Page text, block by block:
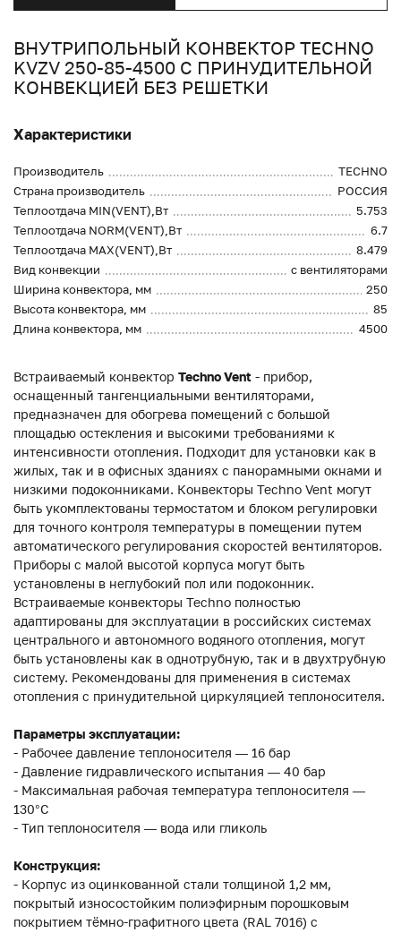
ВНУТРИПОЛЬНЫЙ КОНВЕКТОР TECHNO
KVZV 250-85-4500 С ПРИНУДИТЕЛЬНОЙ
КОНВЕКЦИЕЙ БЕЗ РЕШЕТКИ
Характеристики
Производитель
TECHNO
Страна производитель
РОССИЯ
Теплоотдача MIN(VENT),Вт
5.753
Теплоотдача NORM(VENT),Вт
6.7
Теплоотдача MAX(VENT),Вт
8.479
Вид конвекции
с вентиляторами
Ширина конвектора, мм
250
Высота конвектора, мм
85
Длина конвектора, мм
4500
Встраиваемый конвектор Techno Vent - прибор,
оснащенный тангенциальными вентиляторами,
предназначен для обогрева помещений с большой
площадью остекления и высокими требованиями к
интенсивности отопления. Подходит для установки как в
жилых, так и в офисных зданиях с панорамными окнами и
низкими подоконниками. Конвекторы Techno Vent могут
быть укомплектованы термостатом и блоком регулировки
для точного контроля температуры в помещении путем
автоматического регулирования скоростей вентиляторов.
Приборы с малой высотой корпуса могут быть
установлены в неглубокий пол или подоконник.
Встраиваемые конвекторы Techno полностью
адаптированы для эксплуатации в российских системах
центрального и автономного водяного отопления, могут
быть установлены как в однотрубную, так и в двухтрубную
систему. Рекомендованы для применения в системах
отопления с принудительной циркуляцией теплоносителя.
Параметры эксплуатации:
- Рабочее давление теплоносителя — 16 бар
- Давление гидравлического испытания — 40 бар
- Максимальная рабочая температура теплоносителя —
130°С
- Тип теплоносителя — вода или гликоль
Конструкция:
- Корпус из оцинкованной стали толщиной 1,2 мм,
покрытый износостойким полиэфирным порошковым
покрытием тёмно-графитного цвета (RAL 7016) с